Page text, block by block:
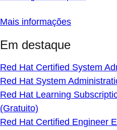
Mais informações
Em destaque
Red Hat Certified System
Red Hat System
Red Hat Learning
(Gratuito)
Red Hat Certified Engineer